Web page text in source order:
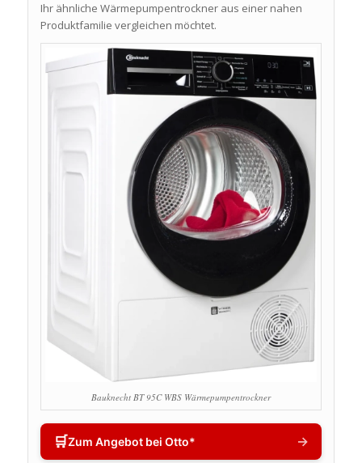
Ihr ähnliche Wärmepumpentrockner aus einer nahen
Produktfamilie vergleichen möchtet.
Bauknecht BT 95C WBS Wärmepumpentrockner
🛒Zum Angebot bei Otto* →